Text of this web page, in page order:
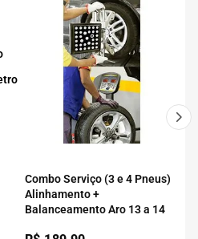
Combo Serviço (3 e 4 Pneus)
Alinhamento +
Balanceamento Aro 13 a 14